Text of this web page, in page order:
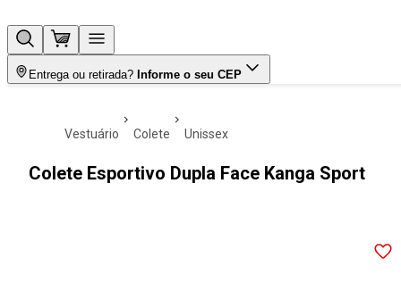
Entrega ou retirada? Informe o seu CEP
vestuário colete unissex
Colete Esportivo Dupla Face Kanga Sport